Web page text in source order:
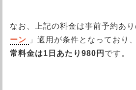
なお、上記の料金は事前予約あり
ーン
」適用が条件となっており
常料金は1日あたり980円 です。